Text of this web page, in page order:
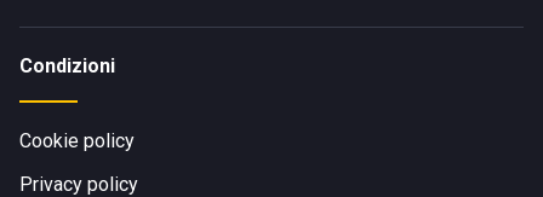
Condizioni
Cookie policy
Privacy policy